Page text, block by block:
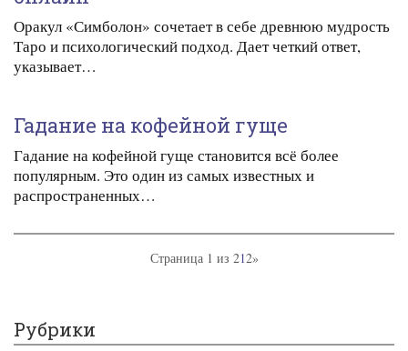
Оракул «Симболон» сочетает в себе древнюю мудрость
Таро и психологический подход. Дает четкий ответ,
указывает…
Гадание на кофейной гуще
Гадание на кофейной гуще становится всё более
популярным. Это один из самых известных и
распространенных…
Страница 1 из 212»
Рубрики